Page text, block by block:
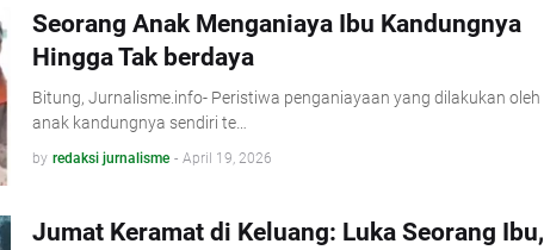
Seorang Anak Menganiaya Ibu Kandungnya
Hingga Tak berdaya
Bitung, Jurnalisme.info- Peristiwa penganiayaan yang dilakukan oleh
anak kandungnya sendiri te…
by redaksi jurnalisme - April 19, 2026
Jumat Keramat di Keluang: Luka Seorang Ibu,